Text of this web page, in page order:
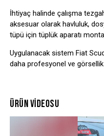
İhtiyaç halinde çalışma
aksesuar olarak havluluk,
tüpü için tüplük aparatı
Uygulanacak sistem Fiat
daha profesyonel ve
ÜRÜN VİDEOSU